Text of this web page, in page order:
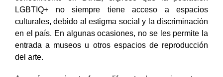
conocimiento en DIKE, expresó que la población
LGBTIQ+ no siempre tiene acceso a espacios
culturales, debido al estigma social y la discriminación
en el país. En algunas ocasiones, no se les permite la
entrada a museos u otros espacios de reproducción